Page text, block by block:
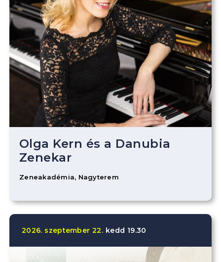
Olga Kern és a Danubia
Zenekar
Zeneakadémia, Nagyterem
2026. szeptember 22. kedd 19.30